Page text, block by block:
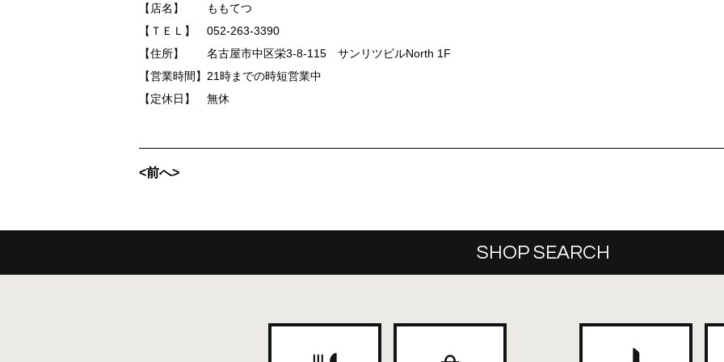
【店名】 ももてつ
【ＴＥＬ】 052-263-3390
【住所】 名古屋市中区栄3-8-115 サンリツビルNorth 1F
【営業時間】21時までの時短営業中
【定休日】 無休
<前へ>
SHOP SEARCH